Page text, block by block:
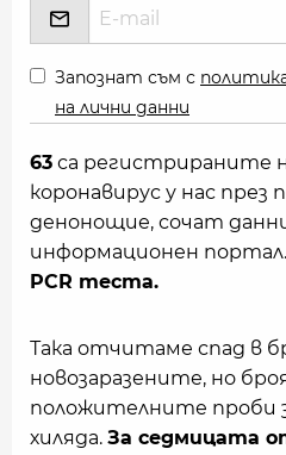
Запознат съм с
на лични данни
63 са регистрираните
коронавирус у нас през
денонощие, сочат
информационен
PCR теста.
Така отчитаме спад в
новозаразените, но
положителните проби
хиляда. За седмицата